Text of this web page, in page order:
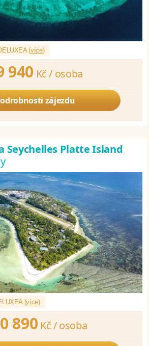
(více)
940 Kč / osoba
zájezdu
Seychelles Platte Island
(více)
890 Kč /osoba